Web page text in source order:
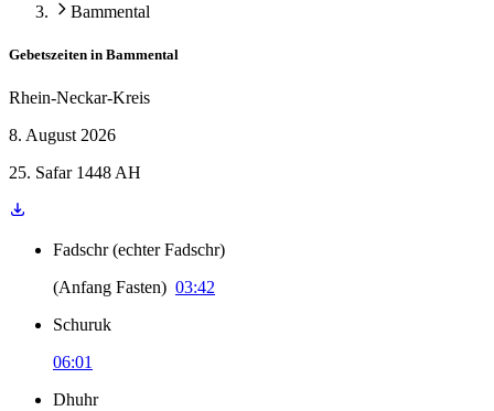
Bammental
Gebetszeiten in Bammental
Rhein-Neckar-Kreis
8. August 2026
25. Safar 1448 AH
Fadschr (echter Fadschr)
(Anfang Fasten) 03:42
Schuruk
06:01
Dhuhr